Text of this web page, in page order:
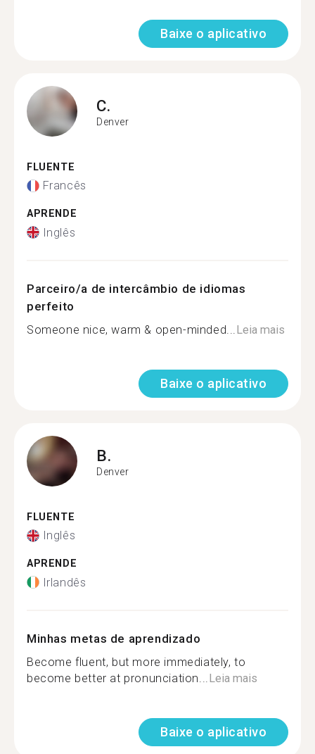
Baixe o aplicativo
C.
Denver
FLUENTE
Francês
APRENDE
Inglês
Parceiro/a de intercâmbio de idiomas
perfeito
Someone nice, warm & open-minded... Leia mais
Baixe o aplicativo
B.
Denver
FLUENTE
Inglês
APRENDE
Irlandês
Minhas metas de aprendizado
Become fluent, but more immediately, to
become better at pronunciation... Leia mais
Baixe o aplicativo